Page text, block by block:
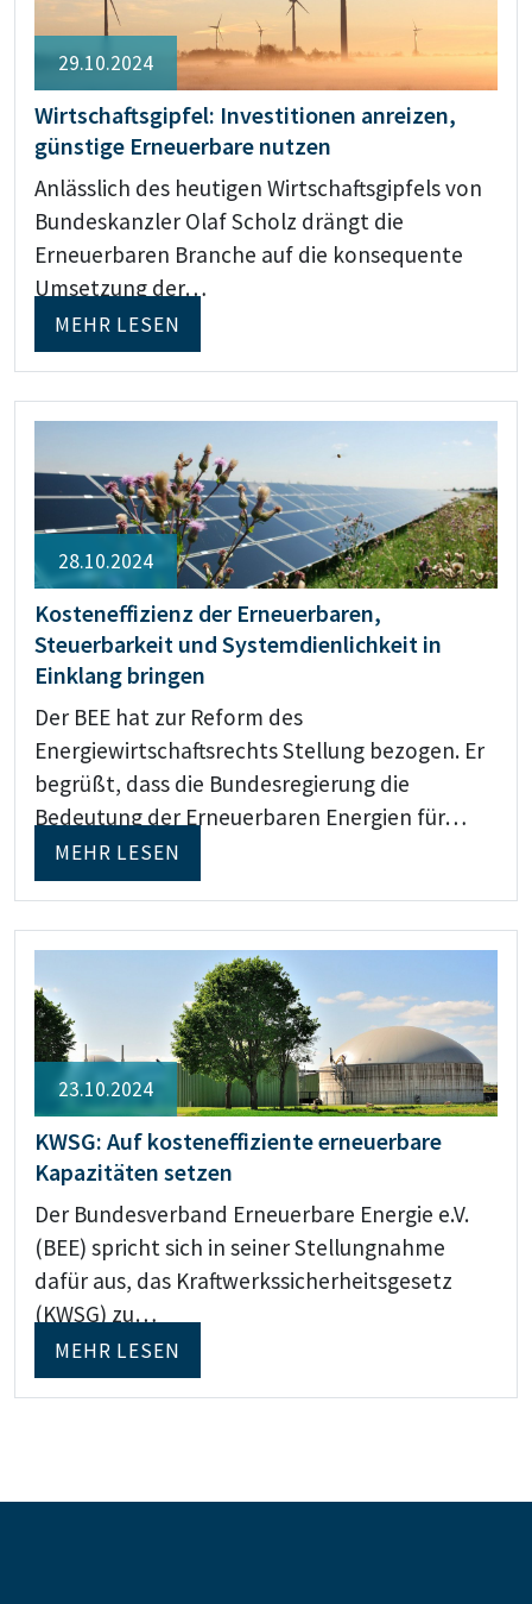
29.10.2024
Wirtschaftsgipfel: Investitionen anreizen,
günstige Erneuerbare nutzen
Anlässlich des heutigen Wirtschaftsgipfels von
Bundeskanzler Olaf Scholz drängt die
Erneuerbaren Branche auf die konsequente
Umsetzung der…
MEHR LESEN
28.10.2024
Kosteneffizienz der Erneuerbaren,
Steuerbarkeit und Systemdienlichkeit in
Einklang bringen
Der BEE hat zur Reform des
Energiewirtschaftsrechts Stellung bezogen. Er
begrüßt, dass die Bundesregierung die
Bedeutung der Erneuerbaren Energien für…
MEHR LESEN
23.10.2024
KWSG: Auf kosteneffiziente erneuerbare
Kapazitäten setzen
Der Bundesverband Erneuerbare Energie e.V.
(BEE) spricht sich in seiner Stellungnahme
dafür aus, das Kraftwerkssicherheitsgesetz
(KWSG) zu…
MEHR LESEN